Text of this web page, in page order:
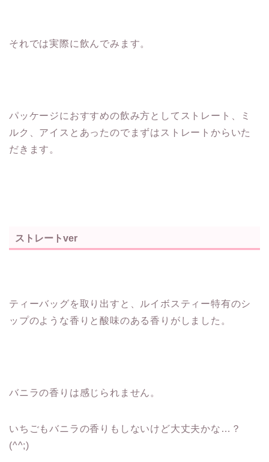
それでは実際に飲んでみます。
パッケージにおすすめの飲み方としてストレート、ミ
ルク、アイスとあったのでまずはストレートからいた
だきます。
ストレートver
ティーバッグを取り出すと、ルイボスティー特有のシ
ップのような香りと酸味のある香りがしました。
バニラの香りは感じられません。
いちごもバニラの香りもしないけど大丈夫かな…？
(^^;)